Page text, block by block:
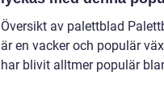
växt
Översikt av palettblad Palettblad
är en vacker och populär
har blivit alltmer populär